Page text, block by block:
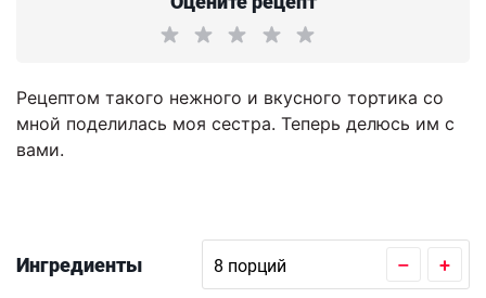
Рецептом такого нежного и вкусного тортика со
мной поделилась моя сестра. Теперь делюсь им с
вами.
Ингредиенты – +